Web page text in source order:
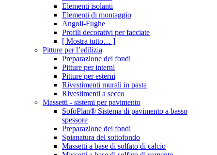
Elementi isolanti
Elementi di montaggio
Angoli-Fughe
Profili decorativi per facciate
[ Mostra tutto… ]
Pitture per l’edilizia
Preparazione dei fondi
Pitture per interni
Pitture per esterni
Rivestimenti murali in pasta
Rivestimenti a secco
Massetti - sistemi per pavimento
SofoPlan® Sistema di pavimento a basso
spessore
Preparazione dei fondi
Spianatura del sottofondo
Massetti a base di solfato di calcio